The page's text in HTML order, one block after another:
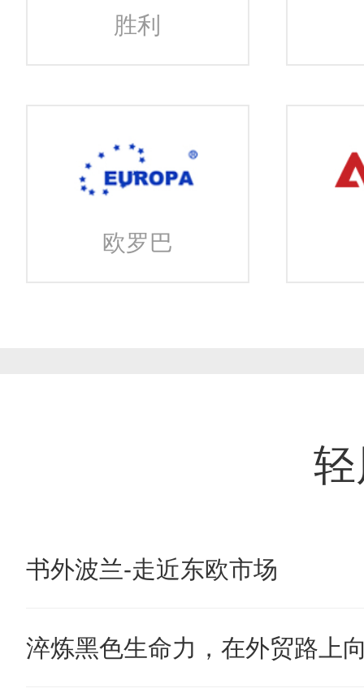
胜利
欧罗巴
书外波兰-走近东欧市场
淬炼黑色生命力，在外贸路上